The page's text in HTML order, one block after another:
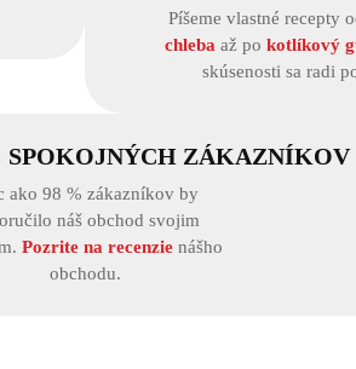
Píšeme vlastné recepty
chleba až pokotlíkový
skúsenosti sa radi
SPOKOJNÝCH ZÁKAZNÍKOV
ako 98 % zákazníkov by
náš obchod svojim
Pozrite na recenzie nášho
obchodu.